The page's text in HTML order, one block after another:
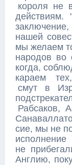
короля не
действиям.
нашей
мы желаем
народов во
когда,
караем
смут в
Рабсаков,
сие, мы не
исполнение
не
Англию,